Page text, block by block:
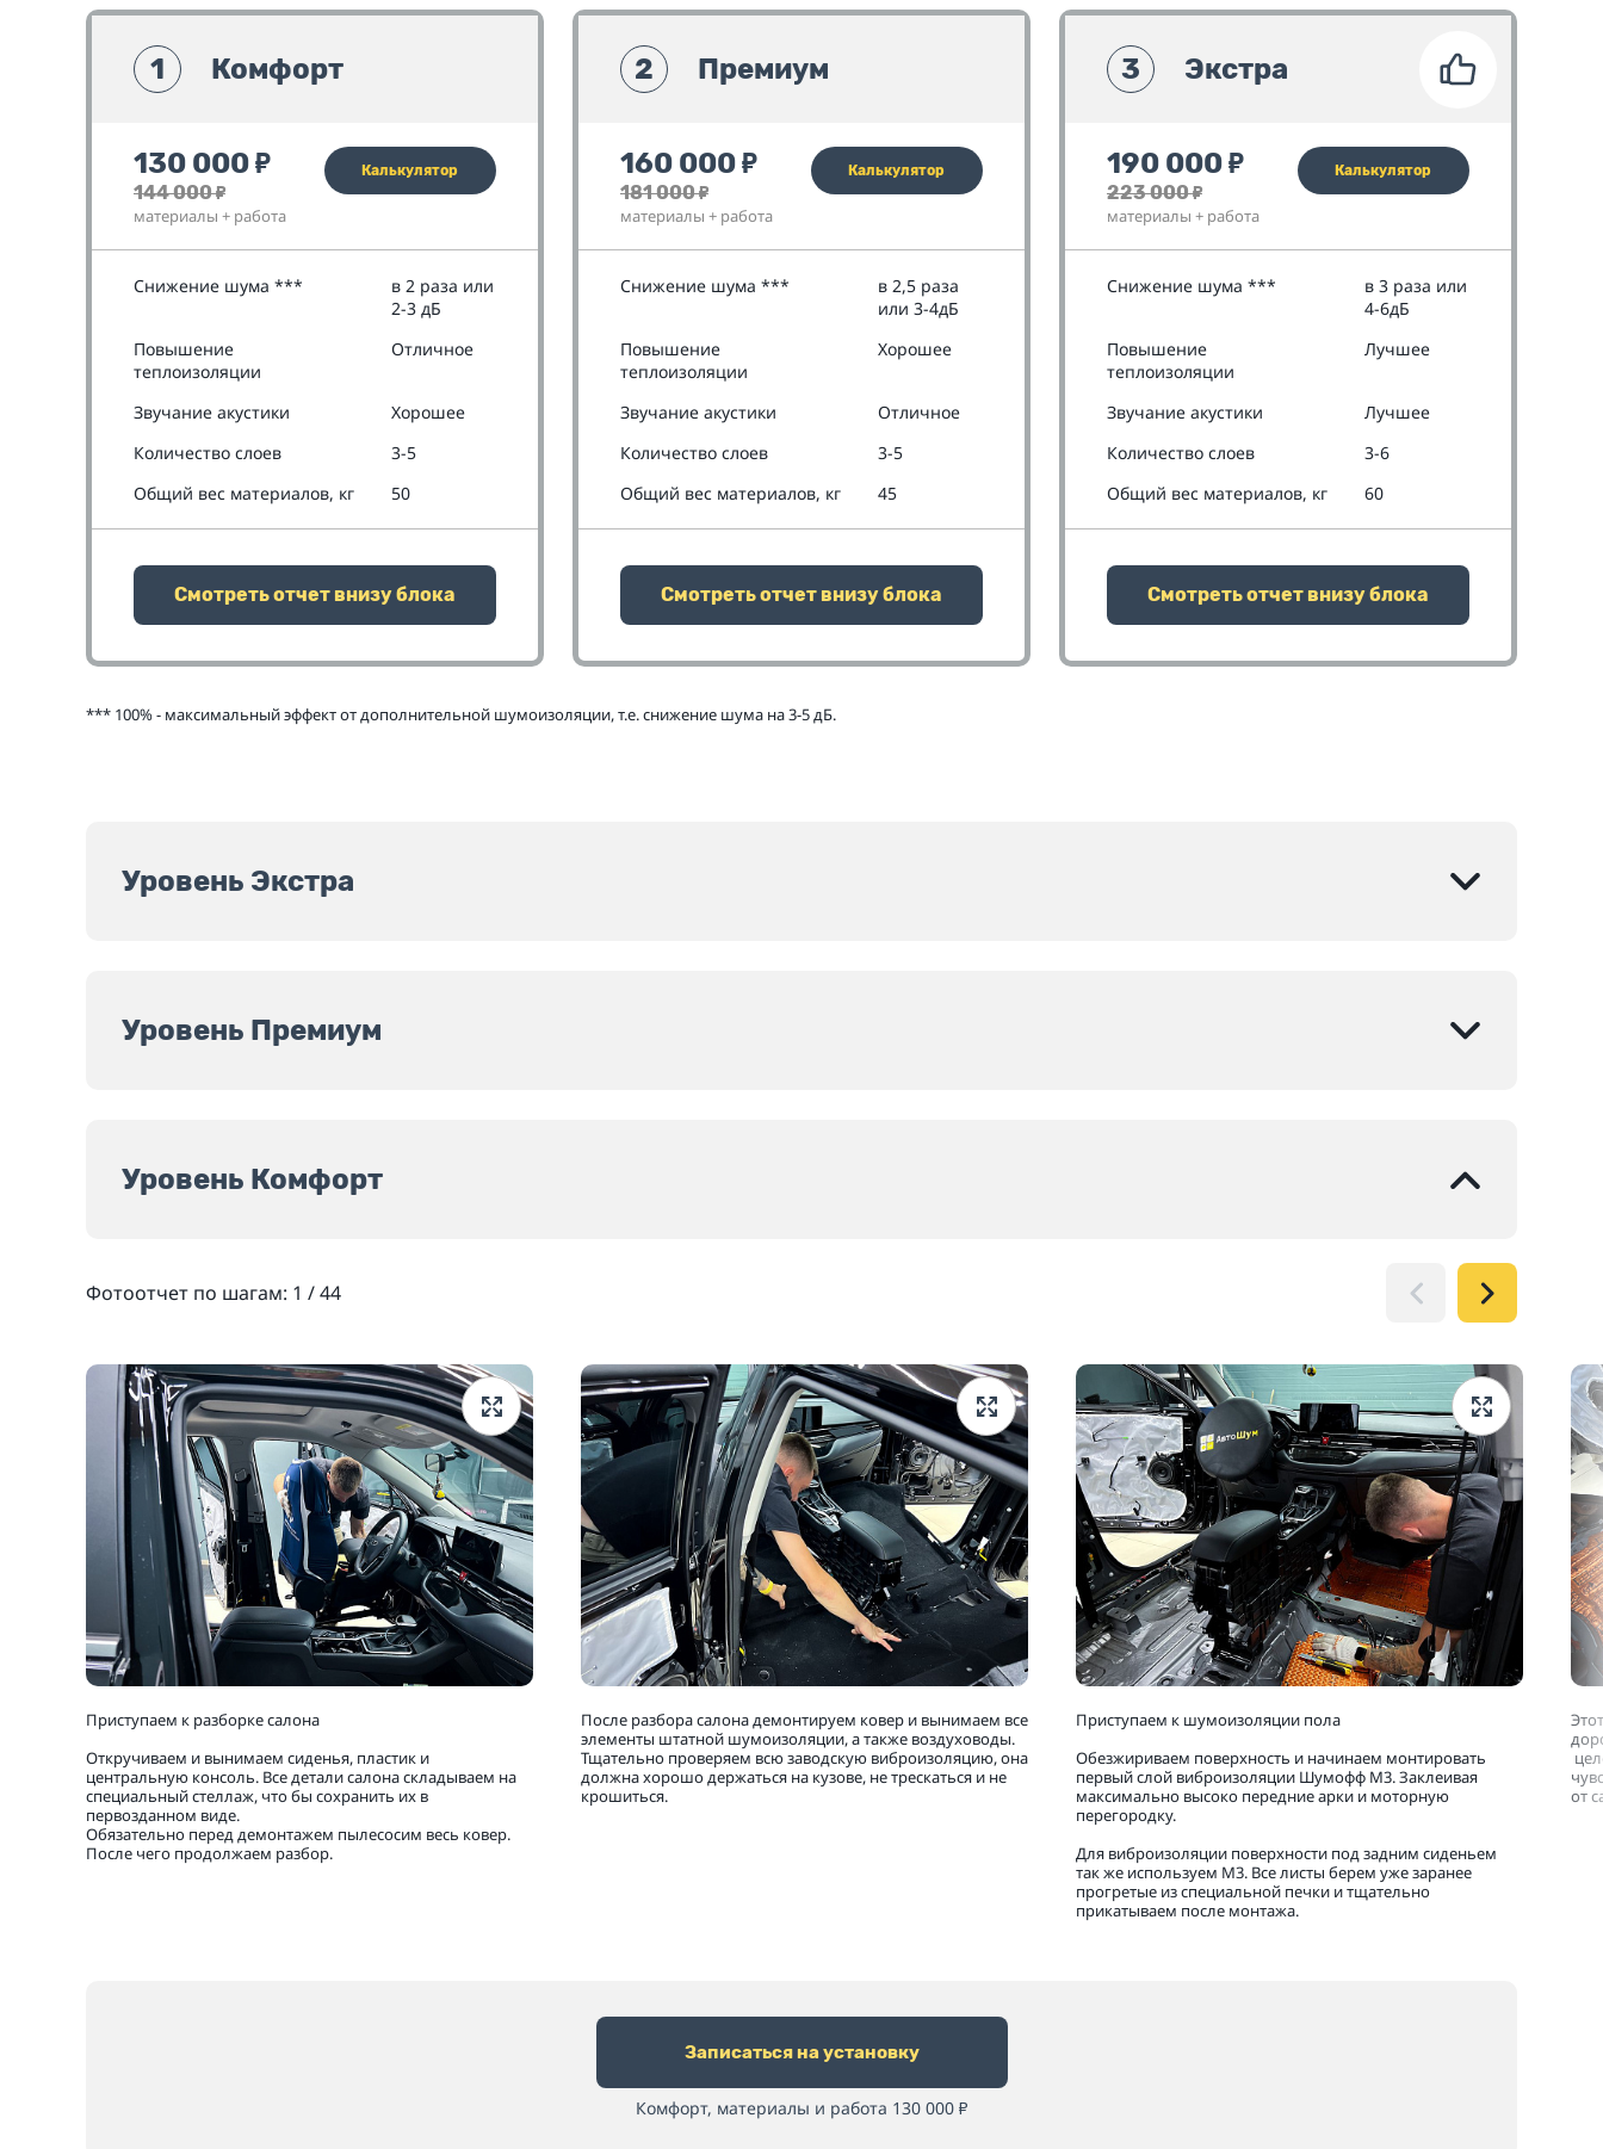
1 Комфорт
130 000₽
144 000₽
материалы + работа
Калькулятор
Снижение шума ***
в 2 раза или
2-3 дБ
Повышение
теплоизоляции
Отличное
Звучание акустики
Хорошее
Количество слоев
3-5
Общий вес материалов, кг
50
Смотреть отчет внизу блока
2 Премиум
160 000₽
181 000₽
материалы + работа
Калькулятор
Снижение шума ***
в 2,5 раза
или 3-4дБ
Повышение
теплоизоляции
Хорошее
Звучание акустики
Отличное
Количество слоев
3-5
Общий вес материалов, кг
45
Смотреть отчет внизу блока
3 Экстра
190 000₽
223 000₽
материалы + работа
Калькулятор
Снижение шума ***
в 3 раза или
4-6дБ
Повышение
теплоизоляции
Лучшее
Звучание акустики
Лучшее
Количество слоев
3-6
Общий вес материалов, кг
60
Смотреть отчет внизу блока
*** 100% - максимальный эффект от дополнительной шумоизоляции, т.е. снижение шума на 3-5 дБ.
Уровень Экстра
Уровень Премиум
Уровень Комфорт
Фотоотчет по шагам: 1 /44
Приступаем к разборке салона
Откручиваем и вынимаем сиденья, пластик и
центральную консоль. Все детали салона складываем на
специальный стеллаж, что бы сохранить их в
первозданном виде.
Обязательно перед демонтажем пылесосим весь ковер.
После чего продолжаем разбор.
После разбора салона демонтируем ковер и вынимаем все
элементы штатной шумоизоляции, а также воздуховоды.
Тщательно проверяем всю заводскую виброизоляцию, она
должна хорошо держаться на кузове, не трескаться и не
крошиться.
Приступаем к шумоизоляции пола
Обезжириваем поверхность и начинаем монтировать
первый слой виброизоляции Шумофф М3. Заклеивая
максимально высоко передние арки и моторную
перегородку.
Для виброизоляции поверхности под задним сиденьем
так же используем М3. Все листы берем уже заранее
прогретые из специальной печки и тщательно
прикатываем после монтажа.
от
Записаться на установку
Комфорт, материалы и работа 130 000 ₽